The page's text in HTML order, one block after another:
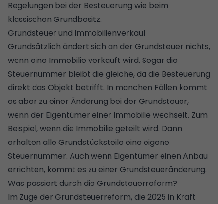
Regelungen bei der Besteuerung wie beim
klassischen Grundbesitz.
Grundsteuer und Immobilienverkauf
Grundsätzlich ändert sich an der Grundsteuer nichts,
wenn eine Immobilie verkauft wird. Sogar die
Steuernummer bleibt die gleiche, da die Besteuerung
direkt das Objekt betrifft. In manchen Fällen kommt
es aber zu einer Änderung bei der Grundsteuer,
wenn der Eigentümer einer Immobilie wechselt. Zum
Beispiel, wenn die Immobilie geteilt wird. Dann
erhalten alle Grundstücksteile eine eigene
Steuernummer. Auch wenn Eigentümer einen Anbau
errichten, kommt es zu einer Grundsteueränderung.
Was passiert durch die Grundsteuerreform?
Im Zuge der Grundsteuerreform, die 2025 in Kraft